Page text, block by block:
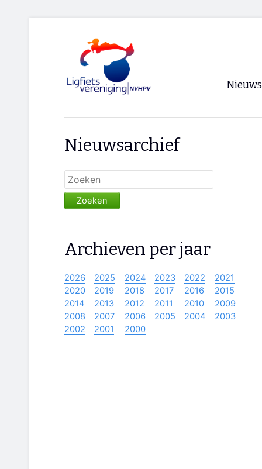
Nieuws
Nieuwsarchief
Zoeken
Archieven per jaar
2026 2025 2024 2023 2022
2021
2020
2019 2018 2017 2016
2015
2014
2013 2012 2011 2010
2009
2008
2007 2006 2005 2004
2003
2002
2001 2000